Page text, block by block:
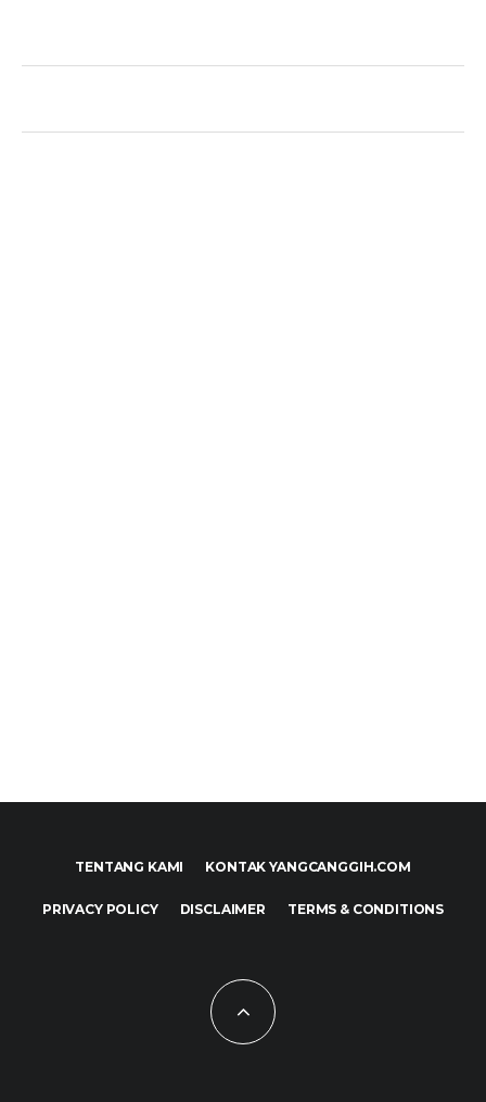
TENTANG KAMI KONTAK YANGCANGGIH.COM
PRIVACY POLICY DISCLAIMER TERMS & CONDITIONS